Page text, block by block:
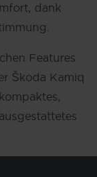
dank
Features
Škoda Kamiq